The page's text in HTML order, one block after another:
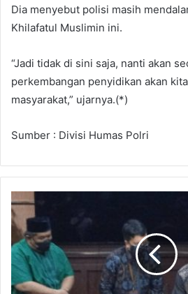
Dia menyebut polisi masih
Khilafatul Muslimin ini.
“Jadi tidak di sini saja, nanti akan
perkembangan penyidikan akan
masyarakat,” ujarnya.(*)
Sumber : Divisi Humas Polri